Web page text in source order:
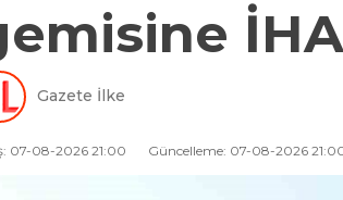
İHA
Gazete İlke
07-08-2026 21:00 Güncelleme: 07-08-2026